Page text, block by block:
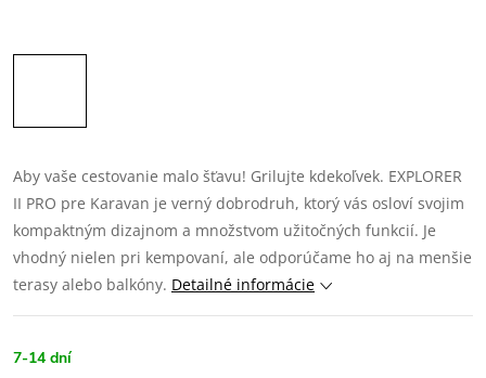
Aby vaše cestovanie malo šťavu! Grilujte kdekoľvek. EXPLORER
II PRO pre Karavan je verný dobrodruh, ktorý vás osloví svojim
kompaktným dizajnom a množstvom užitočných funkcií. Je
vhodný nielen pri kempovaní, ale odporúčame ho aj na menšie
terasy alebo balkóny. Detailné informácie
7-14 dní